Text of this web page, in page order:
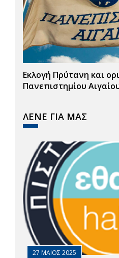
Εκλογή Πρύτανη και
Πανεπιστημίου
ΛΕΝΕ ΓΙΑ ΜΑΣ
27 ΜΑΙΟΣ 2025